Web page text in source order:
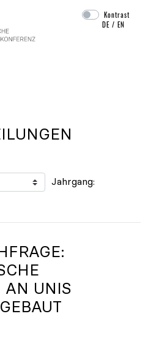
Navigation überspringen
Kontrast
DE /EN
Jahrgang:
P
B
UNIS S